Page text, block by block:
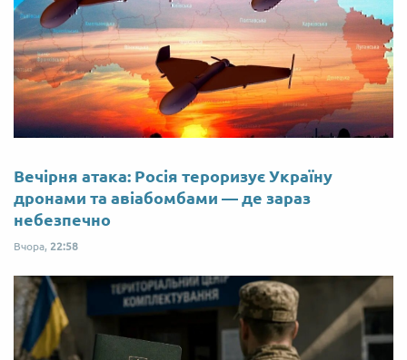
Вечірня атака: Росія тероризує Україну
дронами та авіабомбами — де зараз
небезпечно
Вчора, 22:58